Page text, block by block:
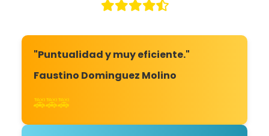
"Puntualidad y muy eficiente."
Faustino Dominguez Molino
🚕🚕🚕